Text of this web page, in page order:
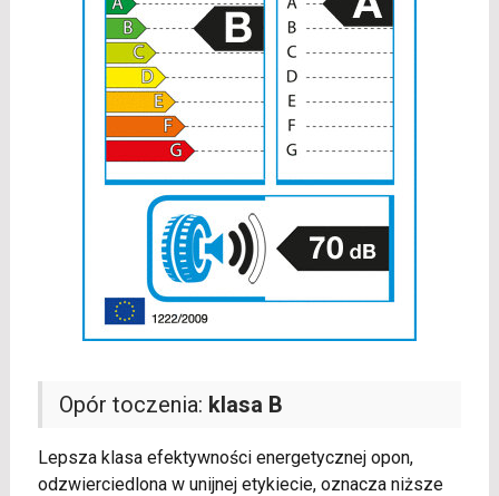
Opór toczenia: klasa B
Lepsza klasa efektywności energetycznej opon,
odzwierciedlona w unijnej etykiecie, oznacza niższe